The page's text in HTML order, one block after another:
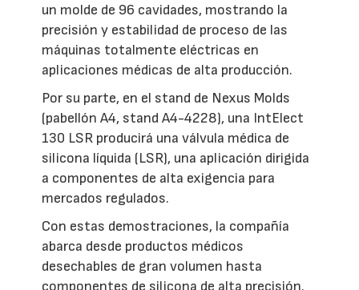
un molde de 96 cavidades, mostrando la
precisión y estabilidad de proceso de las
máquinas totalmente eléctricas en
aplicaciones médicas de alta producción.
Por su parte, en el stand de Nexus Molds
(pabellón A4, stand A4-4228), una IntElect
130 LSR producirá una válvula médica de
silicona líquida (LSR), una aplicación dirigida
a componentes de alta exigencia para
mercados regulados.
Con estas demostraciones, la compañía
abarca desde productos médicos
desechables de gran volumen hasta
componentes de silicona de alta precisión.